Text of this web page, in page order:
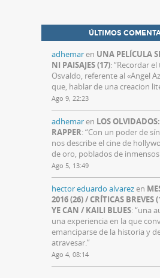
ÚLTIMOS
adhemaren UNA PELÍCULA
NI PAISAJES (17): “Recordar
Osvaldo, referente al «Angel
que, hablar de una creacion
Ago 9, 22:23
adhemaren LOS
RAPPER: “Con un poder de
nos describe el cine de
de oro, poblados de
Ago 5, 13:49
hector eduardo alvarezen
2016 (26) / CRÍTICAS BREVES
YE CAN / KAILI BLUES: “una
una experiencia en la que
emanciparse de la historia y
atravesar.”
Ago 4, 08:14